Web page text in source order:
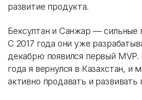
развитие продукта.
Бексултан и Санжар — сильные
С 2017 года они уже
декабрю появился первый MVP.
года я вернулся в Казахстан, и
активно продавать и развивать